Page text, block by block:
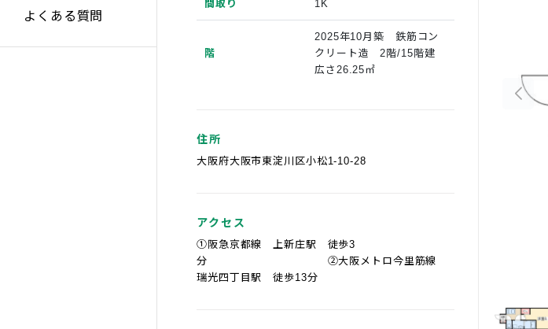
よくある質問
間取り 1K
階
2025年10月築 鉄筋コン
クリート造 2階/15階建
広さ26.25㎡
住所
大阪府大阪市東淀川区小松1-10-28
アクセス
①阪急京都線 上新庄駅 徒歩3
分 ②大阪メトロ今里筋線
瑞光四丁目駅 徒歩13分